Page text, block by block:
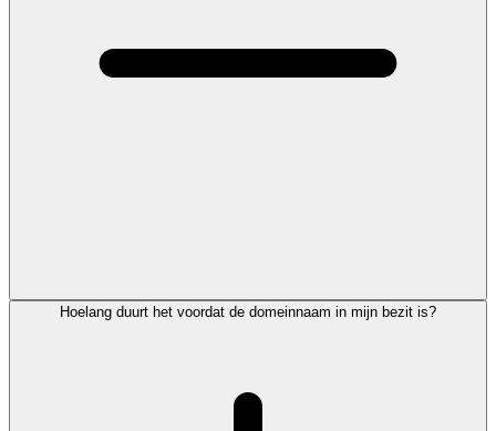
Hoelang duurt het voordat de domeinnaam in mijn bezit is?